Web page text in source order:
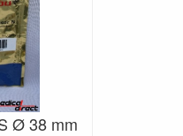
Ø 38 mm